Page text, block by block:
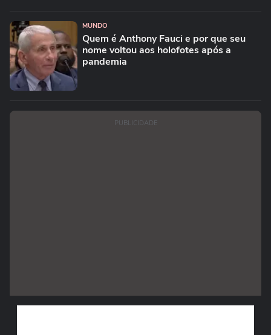
MUNDO
Quem é Anthony Fauci e por que seu
nome voltou aos holofotes após a
pandemia
PUBLICIDADE